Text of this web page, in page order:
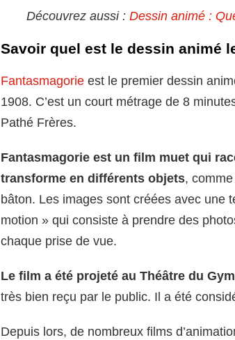
Découvrez aussi : Dessin animé :
Savoir quel est le dessin animé
Fantasmagorie est le premier dessin
1908. C’est un court métrage de 8
Pathé Frères.
Fantasmagorie est un film muet qui
transforme en différents objets,
bâton. Les images sont créées avec une
motion » qui consiste à prendre des
chaque prise de vue.
Le film a été projeté au Théâtre du
très bien reçu par le public. Il a été
Depuis lors, de nombreux films